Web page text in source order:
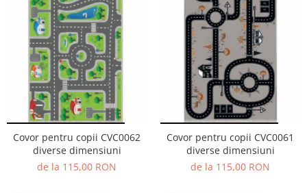
Cântare electronice
Produse de cult religios
Covor pentru copii CVC0062
diverse dimensiuni
de la 115,00 RON
Covor pentru copii CVC0061
diverse dimensiuni
de la 115,00 RON